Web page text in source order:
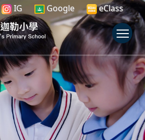
IG Google eClass